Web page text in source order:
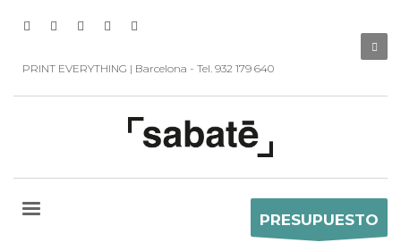
PRINT EVERYTHING | Barcelona - Tel. 932 179 640
PRESUPUESTO